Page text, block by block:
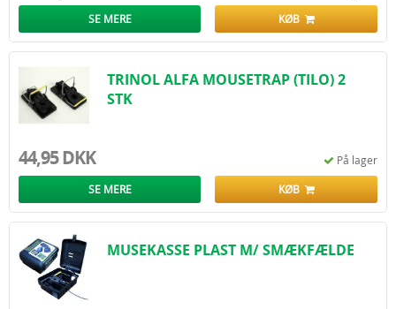
SE MERE KØB
TRINOL ALFA MOUSETRAP (TILO) 2
STK
44,95 DKK På lager
SE MERE KØB
MUSEKASSE PLAST M/ SMÆKFÆLDE